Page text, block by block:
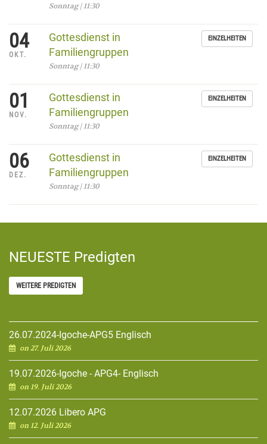
Sonntag | 11:30
04
OKT.
Gottesdienst in
Familiengruppen
Sonntag | 11:30
EINZELHEITEN
01
NOV.
Gottesdienst in
Familiengruppen
Sonntag | 11:30
EINZELHEITEN
06
DEZ.
Gottesdienst in
Familiengruppen
Sonntag | 11:30
EINZELHEITEN
NEUESTE Predigten
WEITERE PREDIGTEN
26.07.2024-Igoche-APG5 Englisch
on 27. Juli 2026
19.07.2026-Igoche - APG4- Englisch
on 19. Juli 2026
12.07.2026 Libero APG
on 12. Juli 2026